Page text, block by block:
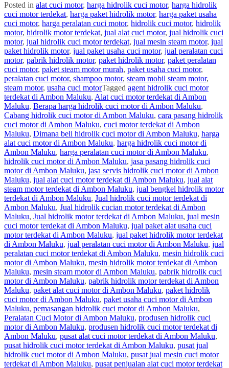
Posted in alat cuci motor, harga hidrolik cuci motor, harga hidrolik
cuci motor terdekat, harga paket hidrolik motor, harga paket usaha
cuci motor, harga peralatan cuci motor, hidrolik cuci motor, hidrolik
motor, hidrolik motor terdekat, jual alat cuci motor, jual hidrolik cuci
motor, jual hidrolik cuci motor terdekat, jual mesin steam motor, jual
paket hidrolik motor, jual paket usaha cuci motor, jual peralatan cuci
motor, pabrik hidrolik motor, paket hidrolik motor, paket peralatan
cuci motor, paket steam motor murah, paket usaha cuci motor,
peralatan cuci motor, shampoo motor, steam mobil steam motor,
steam motor, usaha cuci motorTagged agent hidrolik cuci motor
terdekat di Ambon Maluku, Alat cuci motor terdekat di Ambon
Maluku, Berapa harga hidrolik cuci motor di Ambon Maluku,
Cabang hidrolik cuci motor di Ambon Maluku, cara pasang hidrolik
cuci motor di Ambon Maluku, cuci motor terdekat di Ambon
Maluku, Dimana beli hidrolik cuci motor di Ambon Maluku, harga
alat cuci motor di Ambon Maluku, harga hidrolik cuci motor di
Ambon Maluku, harga peralatan cuci motor di Ambon Maluku,
hidrolik cuci motor di Ambon Maluku, jasa pasang hidrolik cuci
motor di Ambon Maluku, jasa servis hidrolik cuci motor di Ambon
Maluku, jual alat cuci motor terdekat di Ambon Maluku, jual alat
steam motor terdekat di Ambon Maluku, jual bengkel hidrolik motor
terdekat di Ambon Maluku, Jual hidrolik cuci motor terdekat di
Ambon Maluku, Jual hidrolik cucian motor terdekat di Ambon
Maluku, Jual hidrolik motor terdekat di Ambon Maluku, jual mesin
cuci motor terdekat di Ambon Maluku, jual paket alat usaha cuci
motor terdekat di Ambon Maluku, jual paket hidrolik motor terdekat
di Ambon Maluku, jual peralatan cuci motor di Ambon Maluku, jual
peralatan cuci motor terdekat di Ambon Maluku, mesin hidrolik cuci
motor di Ambon Maluku, mesin hidrolik motor terdekat di Ambon
Maluku, mesin steam motor di Ambon Maluku, pabrik hidrolik cuci
motor di Ambon Maluku, pabrik hidrolik motor terdekat di Ambon
Maluku, paket alat cuci motor di Ambon Maluku, paket hidrolik
cuci motor di Ambon Maluku, paket usaha cuci motor di Ambon
Maluku, pemasangan hidrolik cuci motor di Ambon Maluku,
Peralatan Cuci Motor di Ambon Maluku, produsen hidrolik cuci
motor di Ambon Maluku, produsen hidrolik cuci motor terdekat di
Ambon Maluku, pusat alat cuci motor terdekat di Ambon Maluku,
pusat hidrolik cuci motor terdekat di Ambon Maluku, pusat jual
hidrolik cuci motor di Ambon Maluku, pusat jual mesin cuci motor
terdekat di Ambon Maluku, pusat penjualan alat cuci motor terdekat